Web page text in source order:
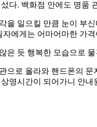
다. 백화점 안에도 명품
을 일으킬 만큼 눈이 부
에게는 어마어마한 가
은 듯 행복한 모습으로
으로 올라와 핸드폰의
영시간이 되어가니 안